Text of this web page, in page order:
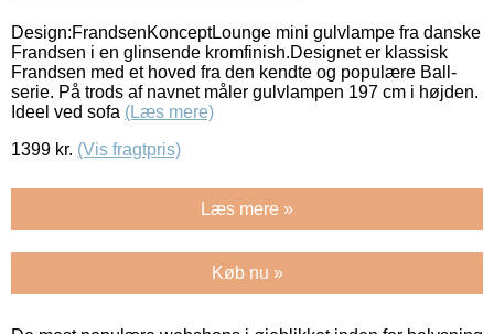
Design:FrandsenKonceptLounge mini gulvlampe fra danske
Frandsen i en glinsende kromfinish.Designet er klassisk
Frandsen med et hoved fra den kendte og populære Ball-
serie. På trods af navnet måler gulvlampen 197 cm i højden.
Ideel ved sofa (Læs mere)
1399 kr. (Vis fragtpris)
Læs mere »
Køb nu »